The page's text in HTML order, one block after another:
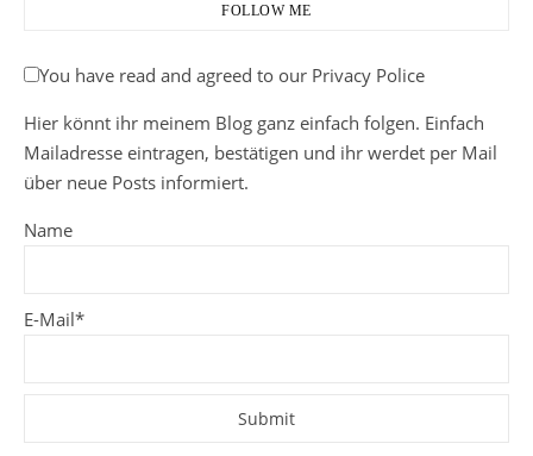
FOLLOW ME
You have read and agreed to our Privacy Police
Hier könnt ihr meinem Blog ganz einfach folgen. Einfach
Mailadresse eintragen, bestätigen und ihr werdet per Mail
über neue Posts informiert.
Name
E-Mail*